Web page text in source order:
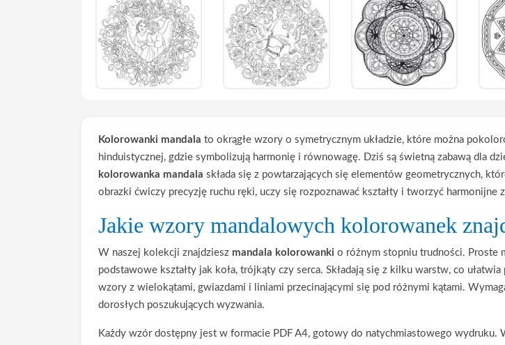
Kolorowanki mandala to okrągłe wzory o symetrycznym układzie, które można
hinduistycznej, gdzie symbolizują harmonię i równowagę. Dziś są świetną zabawą dla
kolorowanka mandala składa się z powtarzających się elementów geometrycznych,
obrazki ćwiczy precyzję ruchu ręki, uczy się rozpoznawać kształty i tworzyć harmonijne
Jakie wzory mandalowych kolorowanek
W naszej kolekcji znajdziesz mandala kolorowanki o różnym stopniu trudności. Proste
podstawowe kształty jak koła, trójkąty czy serca. Składają się z kilku warstw, co
wzory z wielokątami, gwiazdami i liniami przecinającymi się pod różnymi kątami.
dorosłych poszukujących wyzwania.
Każdy wzór dostępny jest w formacie PDF A4, gotowy do natychmiastowego